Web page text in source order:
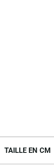
TAILLE EN CM